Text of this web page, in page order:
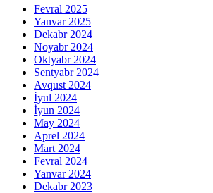
Fevral 2025
Yanvar 2025
Dekabr 2024
Noyabr 2024
Oktyabr 2024
Sentyabr 2024
Avqust 2024
İyul 2024
İyun 2024
May 2024
Aprel 2024
Mart 2024
Fevral 2024
Yanvar 2024
Dekabr 2023